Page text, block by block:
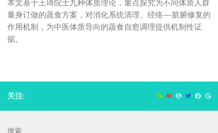
本文基于王琦院士九种体质理论，重点探究为不同体质人群
量身订做的蔬食方案，对消化系统清理、经络—脏腑修复的
作用机制，为中医体质导向的蔬食自愈调理提供机制性证
据。
关注:
搜索